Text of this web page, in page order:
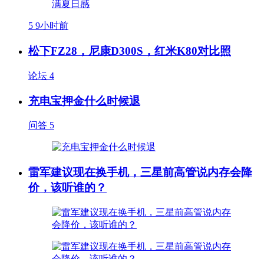
5 9小时前
松下FZ28，尼康D300S，红米K80对比照
论坛 4
充电宝押金什么时候退
问答 5
雷军建议现在换手机，三星前高管说内存会降
价，该听谁的？